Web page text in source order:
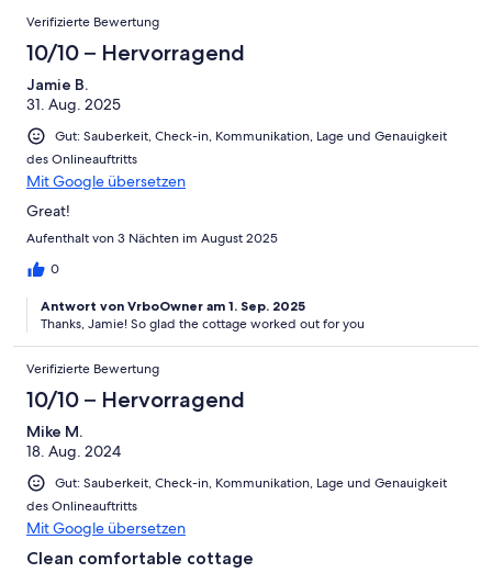
Verifizierte Bewertung
10/10 – Hervorragend
Jamie B.
31. Aug. 2025
Gut: Sauberkeit, Check-in, Kommunikation, Lage und Genauigkeit
des Onlineauftritts
Mit Google übersetzen
Great!
Aufenthalt von 3 Nächten im August 2025
0
Antwort von VrboOwner am 1. Sep. 2025
Thanks, Jamie! So glad the cottage worked out for you
Verifizierte Bewertung
10/10 – Hervorragend
Mike M.
18. Aug. 2024
Gut: Sauberkeit, Check-in, Kommunikation, Lage und Genauigkeit
des Onlineauftritts
Mit Google übersetzen
Clean comfortable cottage